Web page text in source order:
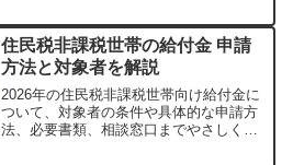
住民税非課税世帯の給付金 申請
方法と対象者を解説
2026年の住民税非課税世帯向け給付金に
ついて、対象者の条件や具体的な申請方
法、必要書類、相談窓口までやさしく解